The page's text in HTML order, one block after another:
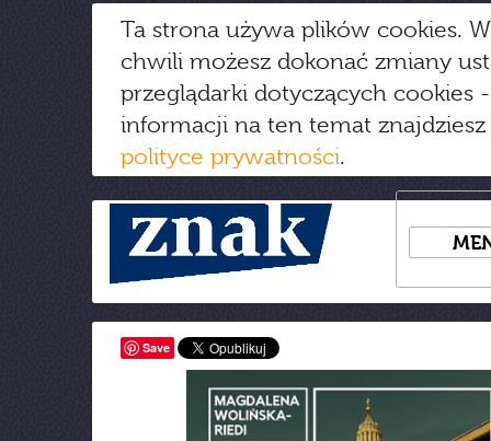
Ta strona używa plików cookies.
chwili możesz dokonać zmiany
przeglądarki dotyczących cookies
informacji na ten temat
polityce prywatności.
Save